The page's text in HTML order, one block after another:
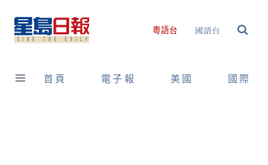
content
粵語台 國語台
首頁 電子報 美國 國際